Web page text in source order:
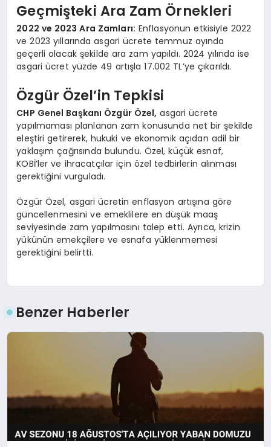
Geçmişteki Ara Zam Örnekleri
2022 ve 2023 Ara Zamları: Enflasyonun etkisiyle 2022
ve 2023 yıllarında asgari ücrete temmuz ayında
geçerli olacak şekilde ara zam yapıldı. 2024 yılında ise
asgari ücret yüzde 49 artışla 17.002 TL’ye çıkarıldı.
Özgür Özel’in Tepkisi
CHP Genel Başkanı Özgür Özel, asgari ücrete
yapılmaması planlanan zam konusunda net bir şekilde
eleştiri getirerek, hukuki ve ekonomik açıdan adil bir
yaklaşım çağrısında bulundu. Özel, küçük esnaf,
KOBİ’ler ve ihracatçılar için özel tedbirlerin alınması
gerektiğini vurguladı.
Özgür Özel, asgari ücretin enflasyon artışına göre
güncellenmesini ve emeklilere en düşük maaş
seviyesinde zam yapılmasını talep etti. Ayrıca, krizin
yükünün emekçilere ve esnafa yüklenmemesi
gerektiğini belirtti.
Benzer Haberler